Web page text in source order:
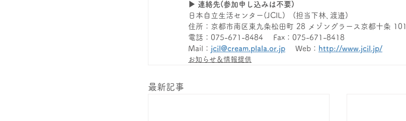
▶ 連絡先(参加申し込みは不要)
日本自立生活センター(JCIL)　(担当下林､渡邉)
住所：京都市南区東九条松田町 28 メゾングラース京都十条 101
電話：075-671-8484 　Fax：075-671-8418
Mail： jcil@cream.plala.or.jp Web： http://www.jcil.jp/
お知らせ＆情報提供
最新記事